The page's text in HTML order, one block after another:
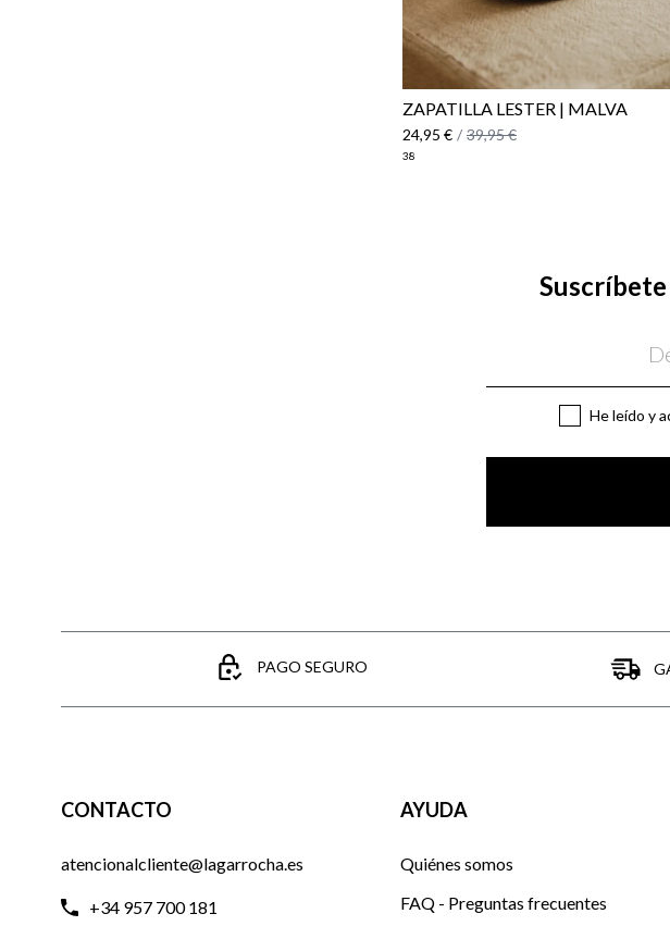
ZAPATILLA LESTER | MALVA
24,95 € / 39,95 €
38
He leído y
PAGO SEGURO
CONTACTO
atencionalcliente@lagarrocha.es
+34 957 700 181
AYUDA
Quiénes somos
FAQ - Preguntas frecuentes